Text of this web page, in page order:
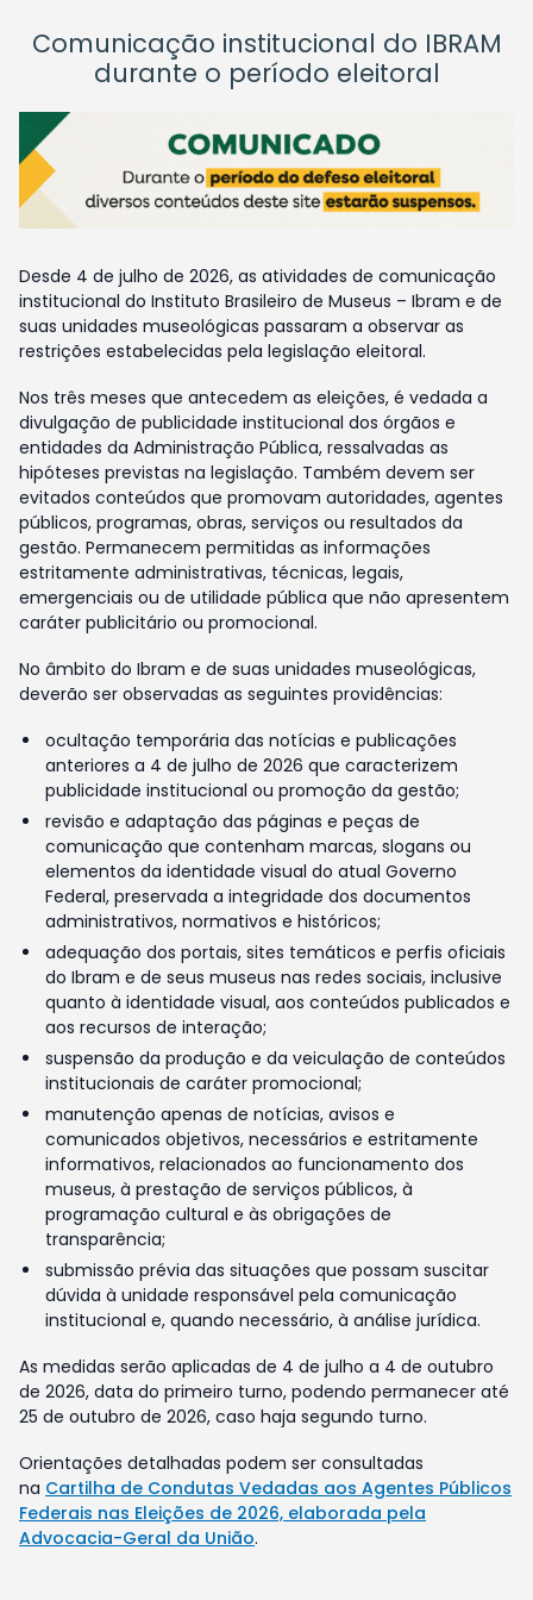
Comunicação institucional do IBRAM
durante o período eleitoral
Desde 4 de julho de 2026, as atividades de comunicação
institucional do Instituto Brasileiro de Museus – Ibram e de
suas unidades museológicas passaram a observar as
restrições estabelecidas pela legislação eleitoral.
Nos três meses que antecedem as eleições, é vedada a
divulgação de publicidade institucional dos órgãos e
entidades da Administração Pública, ressalvadas as
hipóteses previstas na legislação. Também devem ser
evitados conteúdos que promovam autoridades, agentes
públicos, programas, obras, serviços ou resultados da
gestão. Permanecem permitidas as informações
estritamente administrativas, técnicas, legais,
emergenciais ou de utilidade pública que não apresentem
caráter publicitário ou promocional.
No âmbito do Ibram e de suas unidades museológicas,
deverão ser observadas as seguintes providências:
ocultação temporária das notícias e publicações
anteriores a 4 de julho de 2026 que caracterizem
publicidade institucional ou promoção da gestão;
revisão e adaptação das páginas e peças de
comunicação que contenham marcas, slogans ou
elementos da identidade visual do atual Governo
Federal, preservada a integridade dos documentos
administrativos, normativos e históricos;
adequação dos portais, sites temáticos e perfis oficiais
do Ibram e de seus museus nas redes sociais, inclusive
quanto à identidade visual, aos conteúdos publicados e
aos recursos de interação;
suspensão da produção e da veiculação de conteúdos
institucionais de caráter promocional;
manutenção apenas de notícias, avisos e
comunicados objetivos, necessários e estritamente
informativos, relacionados ao funcionamento dos
museus, à prestação de serviços públicos, à
programação cultural e às obrigações de
transparência;
submissão prévia das situações que possam suscitar
dúvida à unidade responsável pela comunicação
institucional e, quando necessário, à análise jurídica.
As medidas serão aplicadas de 4 de julho a 4 de outubro
de 2026, data do primeiro turno, podendo permanecer até
25 de outubro de 2026, caso haja segundo turno.
Orientações detalhadas podem ser consultadas
na Cartilha de Condutas Vedadas aos Agentes Públicos
Federais nas Eleições de 2026, elaborada pela
Advocacia-Geral da União.